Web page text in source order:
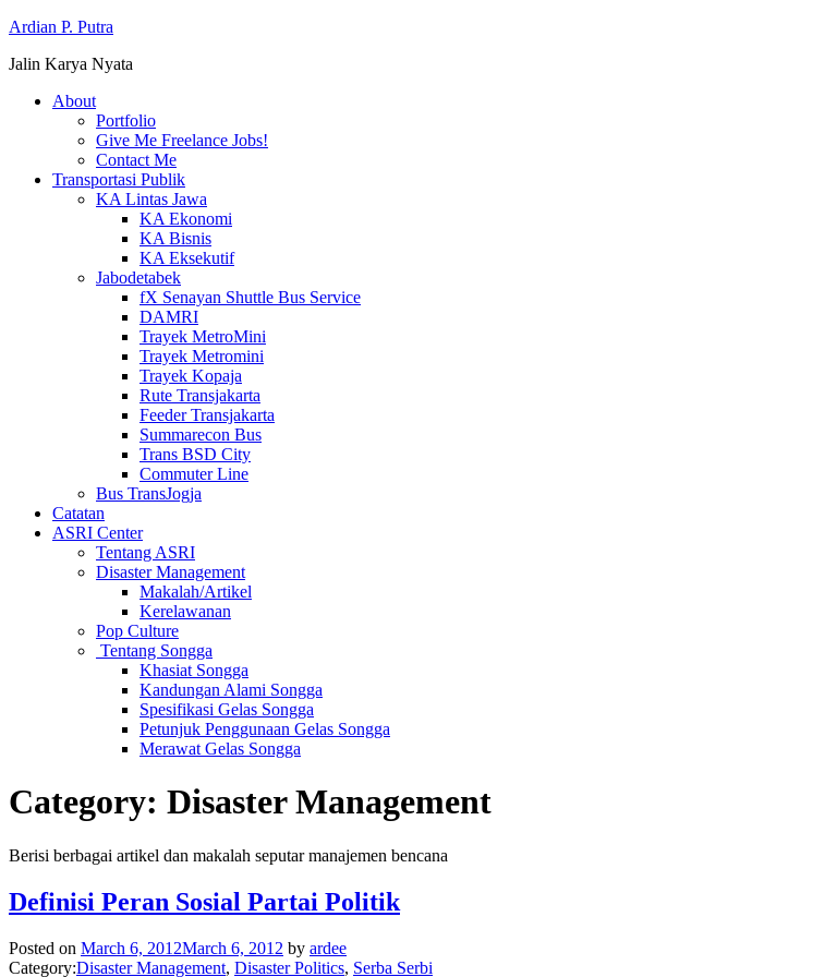
Ardian P. Putra
Jalin Karya Nyata
About
Portfolio
Give Me Freelance Jobs!
Contact Me
Transportasi Publik
KA Lintas Jawa
KA Ekonomi
KA Bisnis
KA Eksekutif
Jabodetabek
fX Senayan Shuttle Bus Service
DAMRI
Trayek MetroMini
Trayek Metromini
Trayek Kopaja
Rute Transjakarta
Feeder Transjakarta
Summarecon Bus
Trans BSD City
Commuter Line
Bus TransJogja
Catatan
ASRI Center
Tentang ASRI
Disaster Management
Makalah/Artikel
Kerelawanan
Pop Culture
Tentang Songga
Khasiat Songga
Kandungan Alami Songga
Spesifikasi Gelas Songga
Petunjuk Penggunaan Gelas Songga
Merawat Gelas Songga
Category: Disaster Management
Berisi berbagai artikel dan makalah seputar manajemen bencana
Definisi Peran Sosial Partai Politik
Posted on March 6, 2012March 6, 2012 by ardee
Category:Disaster Management, Disaster Politics, Serba Serbi